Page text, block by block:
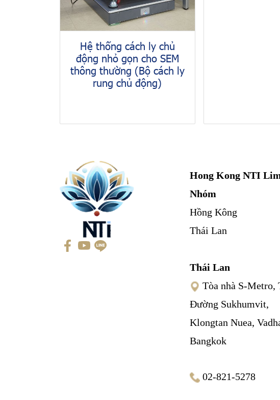
Hệ thống cách ly chủ
động nhỏ gọn cho SEM
thông thường (Bộ cách ly
rung chủ động)
Hong Kong NTI
Nhóm
Hồng Kông
Thái Lan
Thái Lan
Tòa nhà S-Metro,
Đường Sukhumvit,
Klongtan Nuea,
Bangkok
02-821-5278